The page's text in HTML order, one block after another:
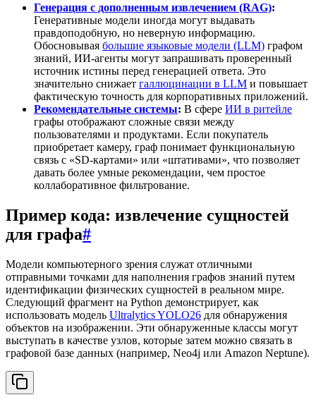
Генерация с дополненным извлечением (RAG):
Генеративные модели иногда могут выдавать
правдоподобную, но неверную информацию.
Обосновывая большие языковые модели (LLM) графом
знаний, ИИ-агенты могут запрашивать проверенный
источник истины перед генерацией ответа. Это
значительно снижает галлюцинации в LLM и повышает
фактическую точность для корпоративных приложений.
Рекомендательные системы: В сфере ИИ в ритейле
графы отображают сложные связи между
пользователями и продуктами. Если покупатель
приобретает камеру, граф понимает функциональную
связь с «SD-картами» или «штативами», что позволяет
давать более умные рекомендации, чем простое
коллаборативное фильтрование.
Пример кода: извлечение сущностей
для графа#
Модели компьютерного зрения служат отличными
отправными точками для наполнения графов знаний путем
идентификации физических сущностей в реальном мире.
Следующий фрагмент на Python демонстрирует, как
использовать модель Ultralytics YOLO26 для обнаружения
объектов на изображении. Эти обнаруженные классы могут
выступать в качестве узлов, которые затем можно связать в
графовой базе данных (например, Neo4j или Amazon Neptune).